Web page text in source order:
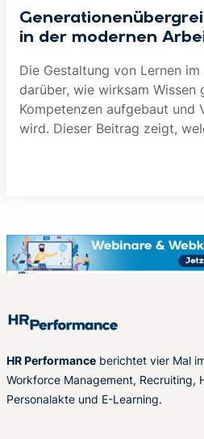
in der modernen
Die Gestaltung von Lernen
darüber, wie wirksam Wissen
Kompetenzen aufgebaut und
wird. Dieser Beitrag zeigt,
HR Performance berichtet vier Mal
Workforce Management, Recruiting,
Personalakte und E-Learning.